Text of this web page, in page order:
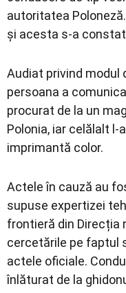
autoritatea
și acesta s-a
Audiat privind modul
persoana a
procurat de la un
Polonia, iar celălalt
imprimantă color.
Actele în cauză au
supuse expertizei
frontieră din Direcția
cercetările pe faptul
actele oficiale.
înlăturat de la